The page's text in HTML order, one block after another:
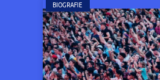
BIOGRAFIE